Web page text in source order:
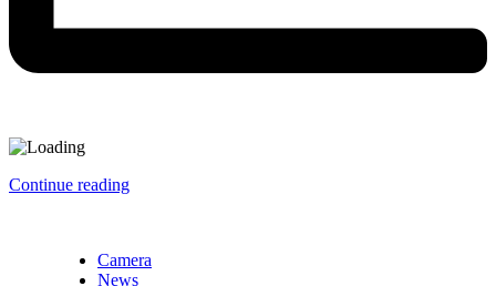
Continue reading
Camera
News